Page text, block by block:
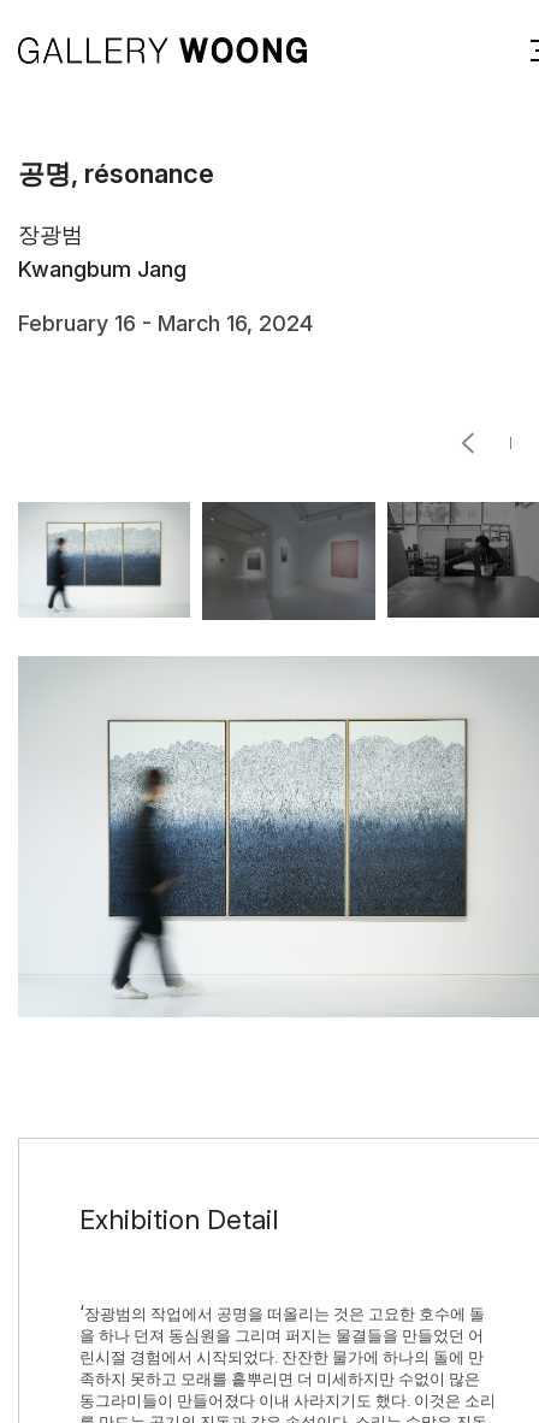
공명, résonance
장광범
Kwangbum Jang
February 16 - March 16, 2024
Exhibition Detail
‘장광범의 작업에서 공명을 떠올리는 것은 고요한 호수에 돌
을 하나 던져 동심원을 그리며 퍼지는 물결들을 만들었던 어
린시절 경험에서 시작되었다. 잔잔한 물가에 하나의 돌에 만
족하지 못하고 모래를 흩뿌리면 더 미세하지만 수없이 많은
동그라미들이 만들어졌다 이내 사라지기도 했다. 이것은 소리